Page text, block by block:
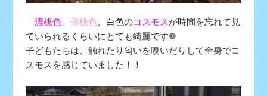
濃桃色、 薄桃色、 白色のコスモスが時間を忘れて見
ていられるくらいにとても綺麗です❁
子どもたちは、触れたり匂いを嗅いだりして全身でコ
スモスを感じていました！！